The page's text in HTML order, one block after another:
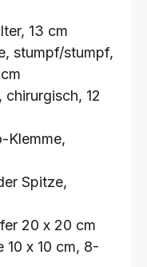
13 cm
stumpf/stumpf,
12
Klemme,
Spitze,
20 x 20 cm
10 x 10 cm, 8-